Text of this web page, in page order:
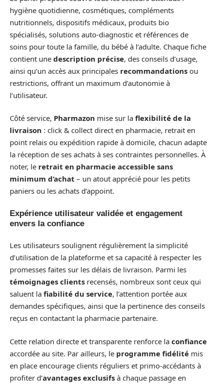
hygiène quotidienne, cosmétiques, compléments
nutritionnels, dispositifs médicaux, produits bio
spécialisés, solutions auto-diagnostic et références de
soins pour toute la famille, du bébé à l’adulte. Chaque fiche
contient une description précise, des conseils d’usage,
ainsi qu’un accès aux principales recommandations ou
restrictions, offrant un maximum d’autonomie à
l’utilisateur.
Côté service, Pharmazon mise sur la flexibilité de la
livraison : click & collect direct en pharmacie, retrait en
point relais ou expédition rapide à domicile, chacun adapte
la réception de ses achats à ses contraintes personnelles. À
noter, le retrait en pharmacie accessible sans
minimum d’achat – un atout apprécié pour les petits
paniers ou les achats d’appoint.
Expérience utilisateur validée et engagement
envers la confiance
Les utilisateurs soulignent régulièrement la simplicité
d’utilisation de la plateforme et sa capacité à respecter les
promesses faites sur les délais de livraison. Parmi les
témoignages clients recensés, nombreux sont ceux qui
saluent la fiabilité du service, l’attention portée aux
demandes spécifiques, ainsi que la pertinence des conseils
reçus en contactant la pharmacie partenaire.
Cette relation directe et transparente renforce la confiance
accordée au site. Par ailleurs, le programme fidélité mis
en place encourage clients réguliers et primo-accédants à
profiter d’avantages exclusifs à chaque passage en